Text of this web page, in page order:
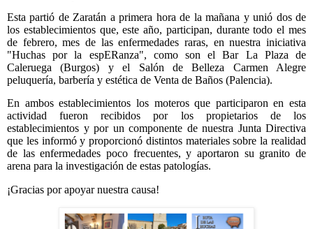
Esta partió de Zaratán a primera hora de la mañana y unió dos de
los establecimientos que, este año, participan, durante todo el mes
de febrero, mes de las enfermedades raras, en nuestra iniciativa
"Huchas por la espERanza", como son el Bar La Plaza de
Caleruega (Burgos) y el Salón de Belleza Carmen Alegre
peluquería, barbería y estética de Venta de Baños (Palencia).
En ambos establecimientos los moteros que participaron en esta
actividad fueron recibidos por los propietarios de los
establecimientos y por un componente de nuestra Junta Directiva
que les informó y proporcionó distintos materiales sobre la realidad
de las enfermedades poco frecuentes, y aportaron su granito de
arena para la investigación de estas patologías.
¡Gracias por apoyar nuestra causa!